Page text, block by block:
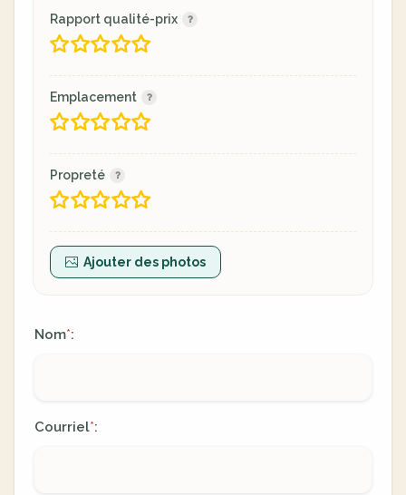
Rapport qualité-prix
Emplacement
Propreté
Ajouter des photos
Nom*:
Courriel*: